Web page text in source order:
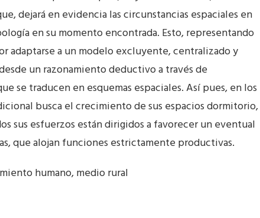
dejará en evidencia las circunstancias espaciales en
en su momento encontrada. Esto, representando
adaptarse a un modelo excluyente, centralizado y
un razonamiento deductivo a través de
se traducen en esquemas espaciales. Así pues, en los
busca el crecimiento de sus espacios dormitorio,
sus esfuerzos están dirigidos a favorecer un eventual
que alojan funciones estrictamente productivas.
humano, medio rural